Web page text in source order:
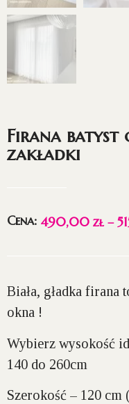
Firana batyst
zakładki
Cena: 490,00 zł–
Biała, gładka
okna !
Wybierz wysokość
140 do 260cm
Szerokość – 120 cm